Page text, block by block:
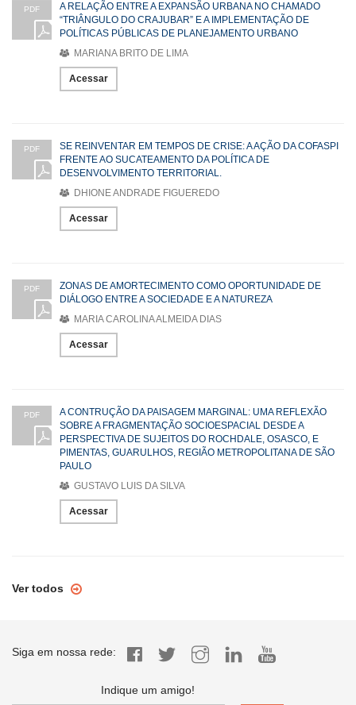
PDF
A RELAÇÃO ENTRE A EXPANSÃO URBANA NO CHAMADO
“TRIÂNGULO DO CRAJUBAR” E A IMPLEMENTAÇÃO DE
POLÍTICAS PÚBLICAS DE PLANEJAMENTO URBANO
MARIANA BRITO DE LIMA
Acessar
PDF
SE REINVENTAR EM TEMPOS DE CRISE: A AÇÃO DA COFASPI
FRENTE AO SUCATEAMENTO DA POLÍTICA DE
DESENVOLVIMENTO TERRITORIAL.
DHIONE ANDRADE FIGUEREDO
Acessar
PDF
ZONAS DE AMORTECIMENTO COMO OPORTUNIDADE DE
DIÁLOGO ENTRE A SOCIEDADE E A NATUREZA
MARIA CAROLINA ALMEIDA DIAS
Acessar
PDF
A CONTRUÇÃO DA PAISAGEM MARGINAL: UMA REFLEXÃO
SOBRE A FRAGMENTAÇÃO SOCIOESPACIAL DESDE A
PERSPECTIVA DE SUJEITOS DO ROCHDALE, OSASCO, E
PIMENTAS, GUARULHOS, REGIÃO METROPOLITANA DE SÃO
PAULO
GUSTAVO LUIS DA SILVA
Acessar
Ver todos
Siga em nossa rede:
Indique um amigo!